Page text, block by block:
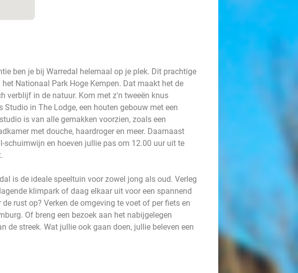
ben je bij Warredal helemaal op je plek. Dit prachtige
Nationaal Park Hoge Kempen. Dat maakt het de
verblijf in de natuur. Kom met z'n tweeën knus
Studio in The Lodge, een houten gebouw met een
is van alle gemakken voorzien, zoals een
met douche, haardroger en meer. Daarnaast
schuimwijn en hoeven jullie pas om 12.00 uur uit te
is de ideale speeltuin voor zowel jong als oud. Verleg
klimpark of daag elkaar uit voor een spannend
rust op? Verken de omgeving te voet of per fiets en
Of breng een bezoek aan het nabijgelegen
de streek. Wat jullie ook gaan doen, jullie beleven een